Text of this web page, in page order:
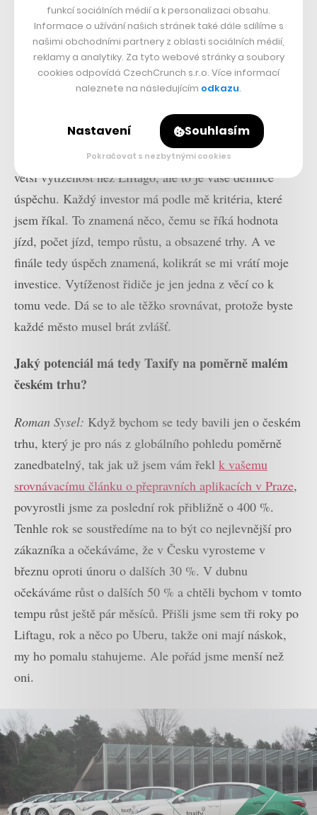
poznámka redakce:dle portálu Crunchbase, bylo do
Taxify investováno 1,93 milionů dolarů, do Liftaga 2,75
milionů dolarů)
Jde určitě také o vytěžování řidičů. Jaká je u vás
Myslím si, že globálně máme asi dvakrát
větší vytíženost než Liftago, ale to je vaše definice
úspěchu. Každý investor má podle mě kritéria, které
jsem říkal. To znamená něco, čemu se říká hodnota
jízd, počet jízd, tempo růstu, a obsazené trhy. A ve
finále tedy úspěch znamená, kolikrát se mi vrátí moje
investice. Vytíženost řidiče je jen jedna z věcí co k
tomu vede. Dá se to ale těžko srovnávat, protože byste
každé město musel brát zvlášť.
Jaký potenciál má tedy Taxify na poměrně malém
českém trhu?
Roman Sysel: Když bychom se tedy bavili jen o českém
trhu, který je pro nás z globálního pohledu poměrně
zanedbatelný, tak jak už jsem vám řekl k vašemu
srovnávacímu článku o přepravních aplikacích v Praze,
povyrostli jsme za poslední rok přibližně o 400 %.
Tenhle rok se soustředíme na to být co nejlevnější pro
zákazníka a očekáváme, že v Česku vyrosteme v
březnu oproti únoru o dalších 30 %. V dubnu
očekáváme růst o dalších 50 % a chtěli bychom v tomto
tempu růst ještě pár měsíců. Přišli jsme sem tři roky po
Liftagu, rok a něco po Uberu, takže oni mají náskok,
my ho pomalu stahujeme. Ale pořád jsme menší než
oni.
funkcí sociálních médií a k personalizaci obsahu.
Informace o užívání našich stránek také dále sdílíme s
našimi obchodními partnery z oblasti sociálních médií,
reklamy a analytiky. Za tyto webové stránky a soubory
cookies odpovídá CzechCrunch s.r.o. Více informací
naleznete na následujícím odkazu.
Nastavení Souhlasím
Pokračovat s nezbytnými cookies